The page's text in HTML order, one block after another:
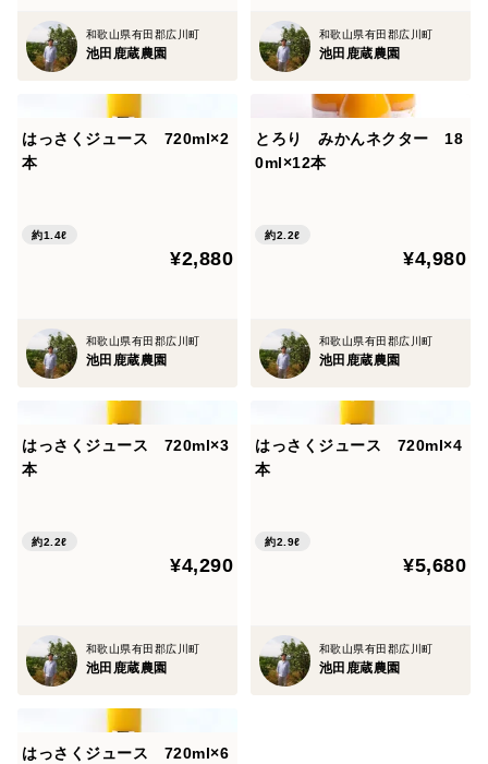
和歌山県有田郡広川町
池田鹿蔵農園
和歌山県有田郡広川町
池田鹿蔵農園
はっさくジュース 720ml×2
本
約1.4ℓ
¥2,880
和歌山県有田郡広川町
池田鹿蔵農園
とろり みかんネクター 18
0ml×12本
約2.2ℓ
¥4,980
和歌山県有田郡広川町
池田鹿蔵農園
はっさくジュース 720ml×3
本
約2.2ℓ
¥4,290
和歌山県有田郡広川町
池田鹿蔵農園
はっさくジュース 720ml×4
本
約2.9ℓ
¥5,680
和歌山県有田郡広川町
池田鹿蔵農園
はっさくジュース 720ml×6